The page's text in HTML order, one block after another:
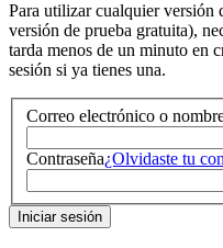
Para utilizar cualquier
versión de prueba gratuita),
tarda menos de un minuto en
sesión si ya tienes una.
Correo electrónico o
Contraseña¿Olvidaste tu